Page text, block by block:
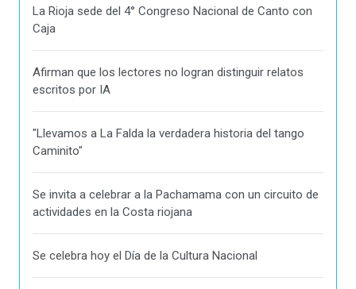
La Rioja sede del 4° Congreso Nacional de Canto con
Caja
Afirman que los lectores no logran distinguir relatos
escritos por IA
"Llevamos a La Falda la verdadera historia del tango
Caminito"
Se invita a celebrar a la Pachamama con un circuito de
actividades en la Costa riojana
Se celebra hoy el Día de la Cultura Nacional